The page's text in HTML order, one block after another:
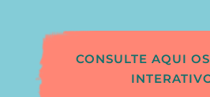
CONSULTE AQUI